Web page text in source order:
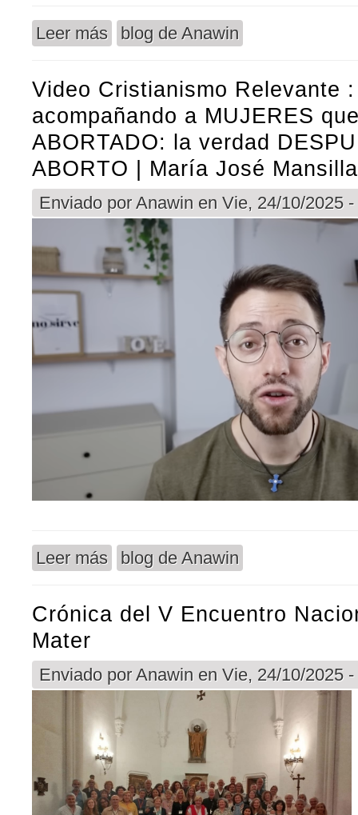
Leer más sobre La historia de Mackenna y la reversión de
blog de Anawin
Video Cristianismo Relevante
acompañando a MUJERES
ABORTADO: la verdad
ABORTO | María José Mansilla
Enviado porAnawin en Vie, 24/10/2025 -
Leer más sobre Video Cristianismo Relevante : 15 Años
| María José Mansilla
blog de Anawin
Crónica del V Encuentro
Mater
Enviado porAnawin en Vie, 24/10/2025 -